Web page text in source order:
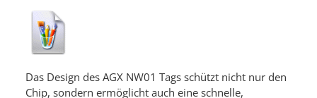
Das Design des AGX NW01 Tags schützt nicht nur den
Chip, sondern ermöglicht auch eine schnelle,